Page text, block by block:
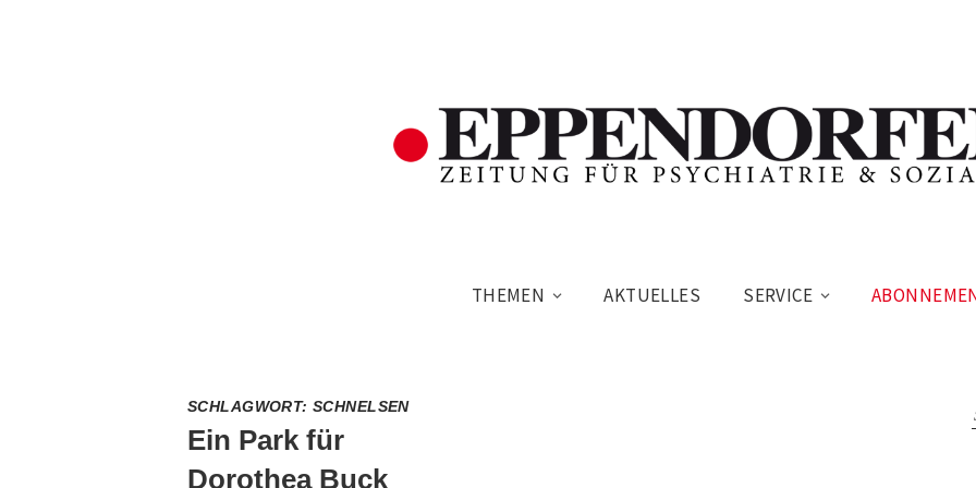
THEMEN AKTUELLES SERVICE
SCHLAGWORT:SCHNELSEN
Ein Park für
Dorothea Buck